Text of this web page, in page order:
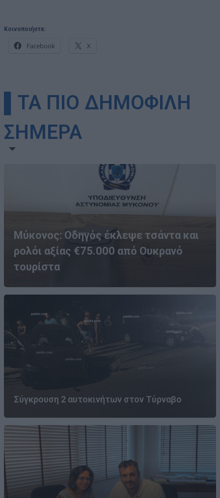
Κοινοποιήστε:
Facebook X
▌ΤΑ ΠΙΟ ΔΗΜΟΦΙΛΗ
ΣΗΜΕΡΑ
Μύκονος: Οδηγός έκλεψε τσάντα και
ρολόι αξίας €75.000 από Ουκρανό
τουρίστα
Σύγκρουση 2 αυτοκινήτων στον Τύρναβο